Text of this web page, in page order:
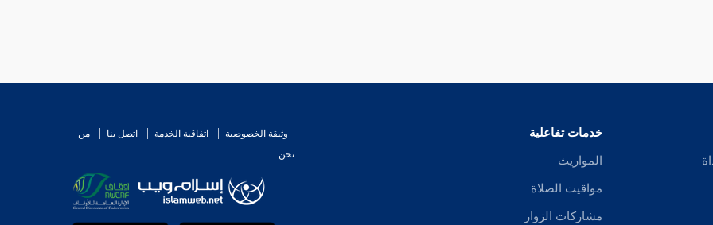
خدمات تفاعلية
المواريث
مواقيت الصلاة
مشاركات الزوار
وثيقة الخصوصية اتفاقية الخدمة اتصل بنا
من
نحن